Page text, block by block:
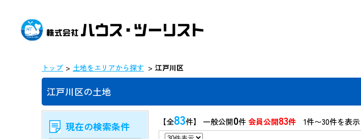
トップ 土地をエリアから探す 江戸川区
江戸川区の土地
【全83件】 一般公開0件会員公開83件 1件〜30件を表示
現在の検索条件